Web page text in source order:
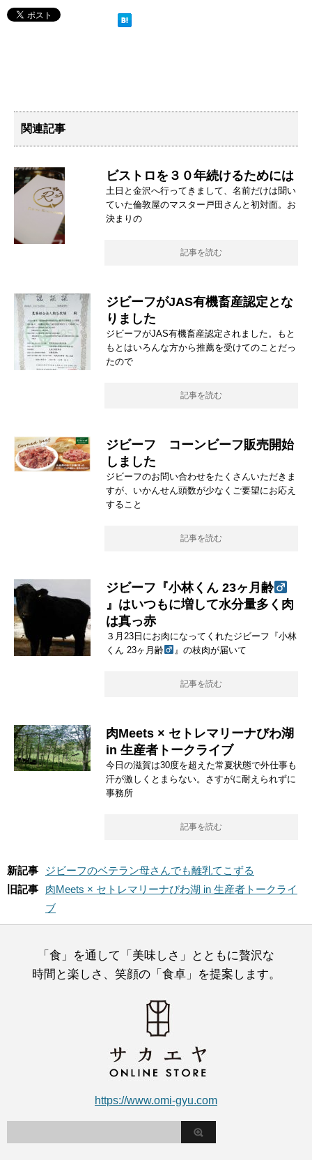
関連記事
ビストロを３０年続けるためには
土日と金沢へ行ってきまして、名前だけは聞い
ていた倫敦屋のマスター戸田さんと初対面。お
決まりの
記事を読む
ジビーフがJAS有機畜産認定とな
りました
ジビーフがJAS有機畜産認定されました。もと
もとはいろんな方から推薦を受けてのことだっ
たので
記事を読む
ジビーフ コーンビーフ販売開始
しました
ジビーフのお問い合わせをたくさんいただきま
すが、いかんせん頭数が少なくご要望にお応え
すること
記事を読む
ジビーフ『小林くん 23ヶ月齢
』はいつもに増して水分量多く肉
は真っ赤
３月23日にお肉になってくれたジビーフ『小林
くん 23ヶ月齢
』の枝肉が届いて
記事を読む
肉Meets × セトレマリーナびわ湖
in 生産者トークライブ
今日の滋賀は30度を超えた常夏状態で外仕事も
汗が激しくとまらない。さすがに耐えられずに
事務所
記事を読む
新記事
ジビーフのベテラン母さんでも離乳てこずる
旧記事
肉Meets × セトレマリーナびわ湖 in 生産者トークライ
ブ
「食」を通して「美味しさ」とともに贅沢な
時間と楽しさ、笑顔の「食卓」を提案します。
https://www.omi-gyu.com